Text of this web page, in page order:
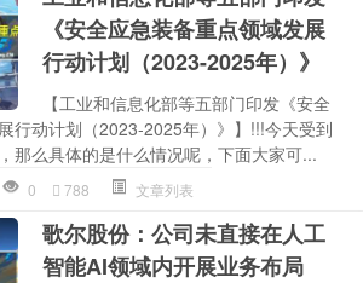
《安全应急装备重点领域发展
行动计划（2023-2025年）》
【工业和信息化部等五部门印发《安全
行动计划（2023-2025年）》】!!!今天受到
那么具体的是什么情况呢，下面大家可...
0 788 文章列表
歌尔股份：公司未直接在人工
智能AI领域内开展业务布局